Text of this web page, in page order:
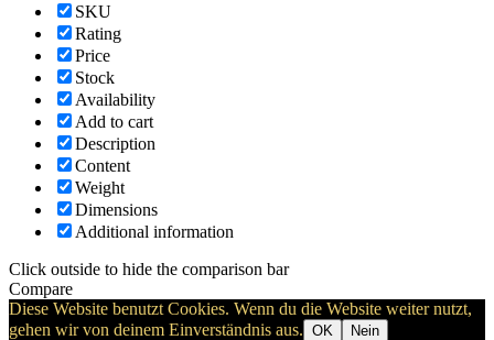
SKU
Rating
Price
Stock
Availability
Add to cart
Description
Content
Weight
Dimensions
Additional information
Click outside to hide the comparison bar
Compare
Diese Website benutzt Cookies. Wenn du die Website weiter nutzt,
gehen wir von deinem Einverständnis aus. OK
Nein